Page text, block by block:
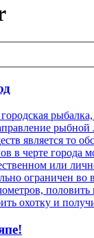
является то
в черте города
или
ограничен во
охотку и